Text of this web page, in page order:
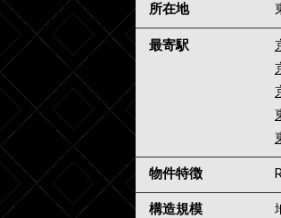
所在地
最寄駅
物件特徴
構造規模